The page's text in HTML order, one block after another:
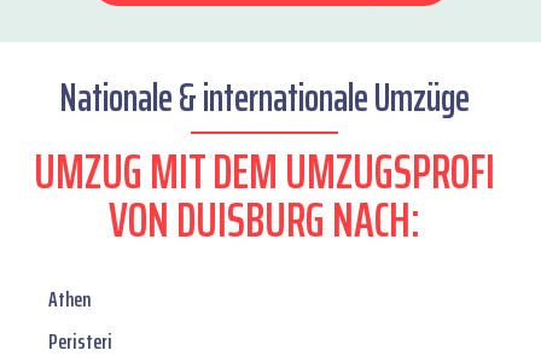
Nationale & internationale Umzüge
UMZUG MIT DEM UMZUGSPROFI
VON DUISBURG NACH:
Athen
Peristeri